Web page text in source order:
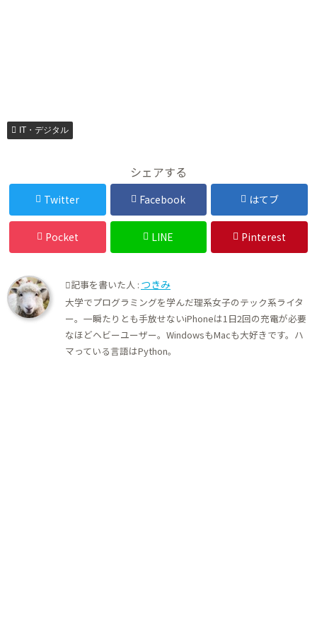
IT・デジタル
シェアする
Twitter Facebook はてブ
Pocket LINE Pinterest
記事を書いた人 : つきみ
大学でプログラミングを学んだ理系女子のテック系ライタ
ー。一瞬たりとも手放せないiPhoneは1日2回の充電が必要
なほどヘビーユーザー。WindowsもMacも大好きです。ハ
マっている言語はPython。